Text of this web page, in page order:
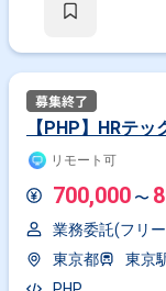
【PHP】HRテ
リモート可
700,000 〜
業務委託(フリ
東京都
東京